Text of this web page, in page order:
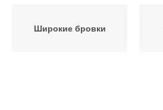
Широкие бровки